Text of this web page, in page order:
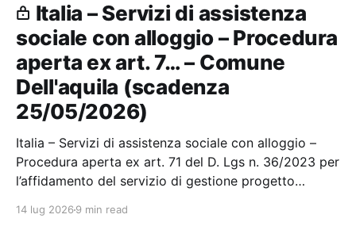
Italia – Servizi di assistenza
sociale con alloggio – Procedura
aperta ex art. 7… – Comune
Dell'aquila (scadenza
25/05/2026)
Italia – Servizi di assistenza sociale con alloggio –
Procedura aperta ex art. 71 del D. Lgs n. 36/2023 per
l’affidamento del servizio di gestione progetto
di protezione nonché titolari di permesso triennio
14 lug 2026 9 min read